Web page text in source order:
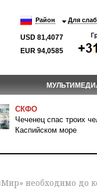
Район Для
USD 81,4077
EUR 94,0585
СКФО
Чеченец спас троих
Каспийском море
необходимо до